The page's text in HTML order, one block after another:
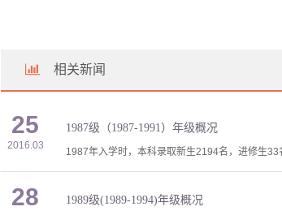
相关新闻
25
2016.03
1987级（1987-1991）年级概况
1987年入学时，本科录取新生2194名，进修生
28 1989级(1989-1994)年级概况